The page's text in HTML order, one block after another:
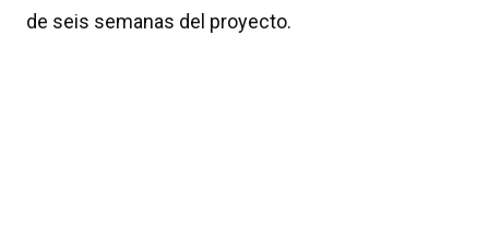
de seis semanas del proyecto.